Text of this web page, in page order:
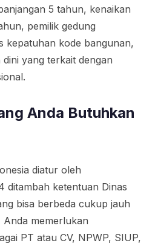
5 tahun, kenaikan
pemilik gedung
kepatuhan kode bangunan,
yang terkait dengan
Anda Butuhkan
diatur oleh
ditambah ketentuan Dinas
bisa berbeda cukup jauh
memerlukan
PT atau CV, NPWP, SIUP,